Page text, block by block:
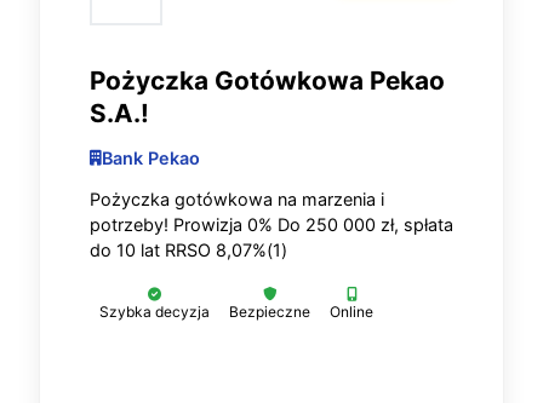
Pożyczka Gotówkowa Pekao
S.A.!
Bank Pekao
Pożyczka gotówkowa na marzenia i
potrzeby! Prowizja 0% Do 250 000 zł, spłata
do 10 lat RRSO 8,07%(1)
Szybka decyzja Bezpieczne Online